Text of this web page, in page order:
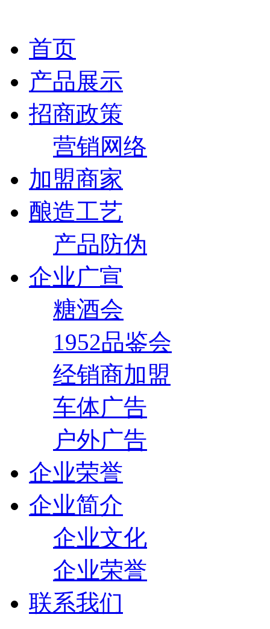
首页
产品展示
招商政策
营销网络
加盟商家
酿造工艺
产品防伪
企业广宣
糖酒会
1952品鉴会
经销商加盟
车体广告
户外广告
企业荣誉
企业简介
企业文化
企业荣誉
联系我们